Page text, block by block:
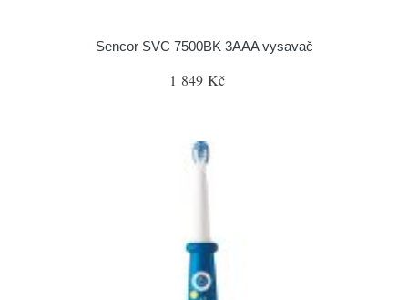
Sencor SVC 7500BK 3AAA vysavač
1 849 Kč